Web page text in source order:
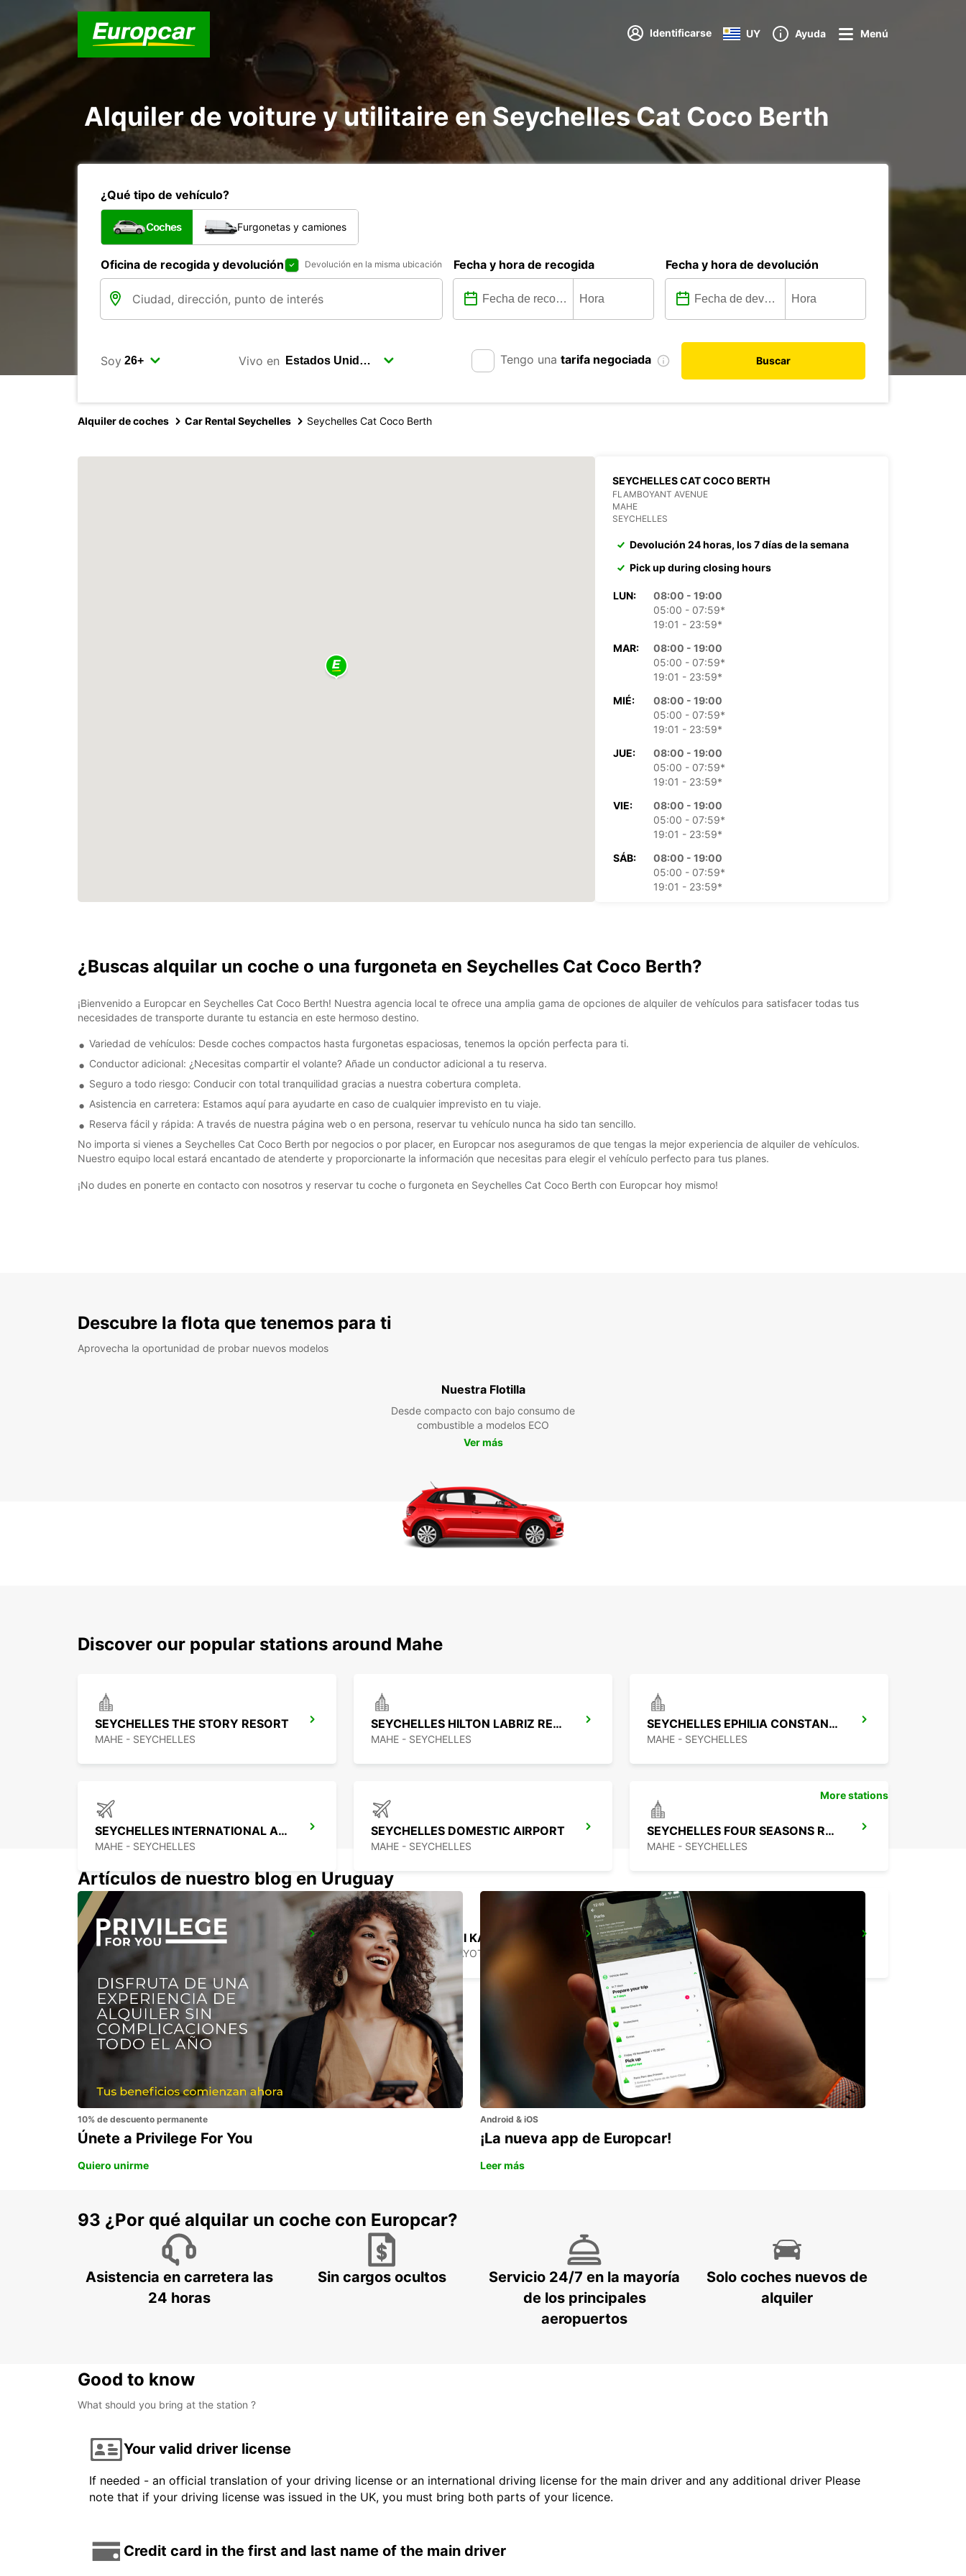
Identificarse UY Ayuda Menú
Alquiler de voiture y utilitaire en Seychelles Cat Coco Berth
¿Qué tipo de vehículo?
Coches Furgonetas y camiones
Oficina de recogida y devolución Devolución en la misma ubicación Fecha y hora de recogida Fecha y hora de devolución
Soy Vivo en Tengo una tarifa negociada Buscar
Alquiler de coches Car Rental Seychelles Seychelles Cat Coco Berth
SEYCHELLES CAT COCO BERTH
FLAMBOYANT AVENUE
MAHE
SEYCHELLES
Devolución 24 horas, los 7 días de la semana
Pick up during closing hours
LUN:
08:00 - 19:00
05:00 - 07:59*
19:01 - 23:59*
MAR:
08:00 - 19:00
05:00 - 07:59*
19:01 - 23:59*
MIÉ:
08:00 - 19:00
05:00 - 07:59*
19:01 - 23:59*
JUE:
08:00 - 19:00
05:00 - 07:59*
19:01 - 23:59*
VIE:
08:00 - 19:00
05:00 - 07:59*
19:01 - 23:59*
SÁB:
08:00 - 19:00
05:00 - 07:59*
19:01 - 23:59*
*Con cargos extras
These opening hours may vary due to public holidays.
¿Buscas alquilar un coche o una furgoneta en Seychelles Cat Coco Berth?
¡Bienvenido a Europcar en Seychelles Cat Coco Berth! Nuestra agencia local te ofrece una amplia gama de opciones de alquiler de vehículos para satisfacer todas tus
necesidades de transporte durante tu estancia en este hermoso destino.
Variedad de vehículos: Desde coches compactos hasta furgonetas espaciosas, tenemos la opción perfecta para ti.
Conductor adicional: ¿Necesitas compartir el volante? Añade un conductor adicional a tu reserva.
Seguro a todo riesgo: Conducir con total tranquilidad gracias a nuestra cobertura completa.
Asistencia en carretera: Estamos aquí para ayudarte en caso de cualquier imprevisto en tu viaje.
Reserva fácil y rápida: A través de nuestra página web o en persona, reservar tu vehículo nunca ha sido tan sencillo.
No importa si vienes a Seychelles Cat Coco Berth por negocios o por placer, en Europcar nos aseguramos de que tengas la mejor experiencia de alquiler de vehículos.
Nuestro equipo local estará encantado de atenderte y proporcionarte la información que necesitas para elegir el vehículo perfecto para tus planes.
¡No dudes en ponerte en contacto con nosotros y reservar tu coche o furgoneta en Seychelles Cat Coco Berth con Europcar hoy mismo!
Descubre la flota que tenemos para ti
Aprovecha la oportunidad de probar nuevos modelos
Nuestra Flotilla
Desde compacto con bajo consumo de
combustible a modelos ECO
Ver más
Discover our popular stations around Mahe
SEYCHELLES THE STORY RESORT
MAHE - SEYCHELLES
SEYCHELLES HILTON LABRIZ RESORT
MAHE - SEYCHELLES
SEYCHELLES EPHILIA CONSTANCE RESORT
MAHE - SEYCHELLES
SEYCHELLES INTERNATIONAL AIRPORT
MAHE - SEYCHELLES
SEYCHELLES DOMESTIC AIRPORT
MAHE - SEYCHELLES
SEYCHELLES FOUR SEASONS RESORT
MAHE - SEYCHELLES
DZAOUDZI AIRPORT
PAMANDZI - MAYOTTE
MAMOUDZOU ZI KAWENI
MAMOUDZOU - MAYOTTE
MAMOUDZOU HOTEL CARIBOU
MAMOUDZOU - MAYOTTE
More stations
Artículos de nuestro blog en Uruguay
10% de descuento permanente
Únete a Privilege For You
Quiero unirme
Android & iOS
¡La nueva app de Europcar!
Leer más
93 ¿Por qué alquilar un coche con Europcar?
Asistencia en carretera las
24 horas
Sin cargos ocultos
Servicio 24/7 en la mayoría
de los principales
aeropuertos
Solo coches nuevos de
alquiler
Good to know
What should you bring at the station ?
Your valid driver license
If needed - an official translation of your driving license or an international driving license for the main driver and any additional driver Please
note that if your driving license was issued in the UK, you must bring both parts of your licence.
Credit card in the first and last name of the main driver